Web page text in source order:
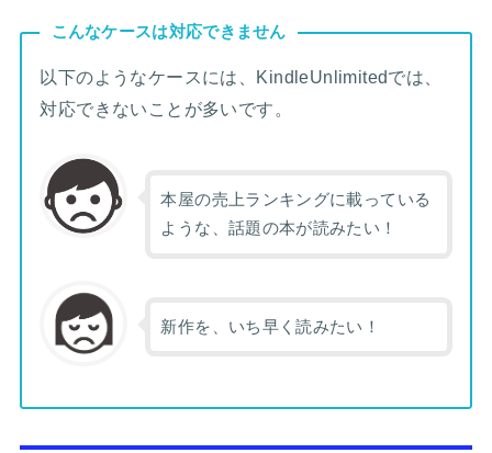
こんなケースは対応できません
以下のようなケースには、KindleUnlimitedでは、
対応できないことが多いです。
本屋の売上ランキングに載っている
ような、話題の本が読みたい！
新作を、いち早く読みたい！